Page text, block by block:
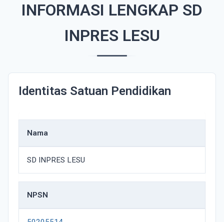
INFORMASI LENGKAP SD
INPRES LESU
Identitas Satuan Pendidikan
Nama
SD INPRES LESU
NPSN